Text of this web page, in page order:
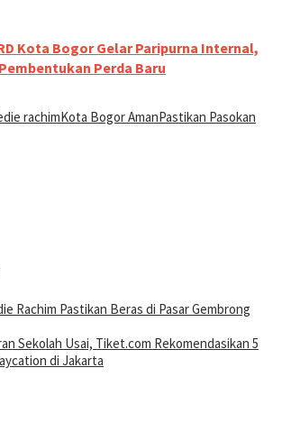
Kota Bogor Gelar Paripurna Internal,
Perda Baru
rachimKota Bogor AmanPastikan Pasokan
Rachim Pastikan Beras di Pasar Gembrong
Sekolah Usai, Tiket.com Rekomendasikan 5
di Jakarta